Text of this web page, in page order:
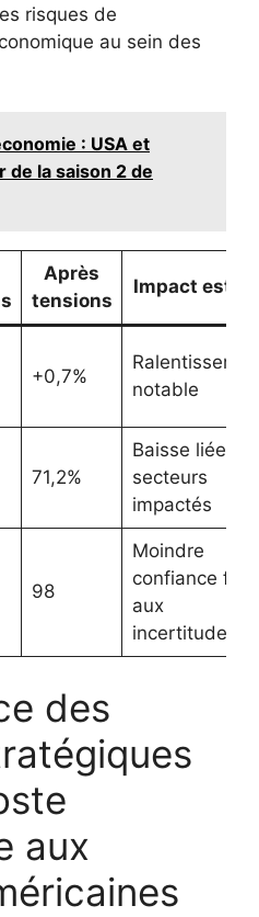
risques de
au sein des
: USA et
de la saison 2 de
Après
tensions
Impact
+0,7%
notable
71,2%
Baisse liée
secteurs
impactés
98
Moindre
confiance
aux
incertitudes
des
aux